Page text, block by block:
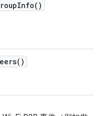
Info( )
)